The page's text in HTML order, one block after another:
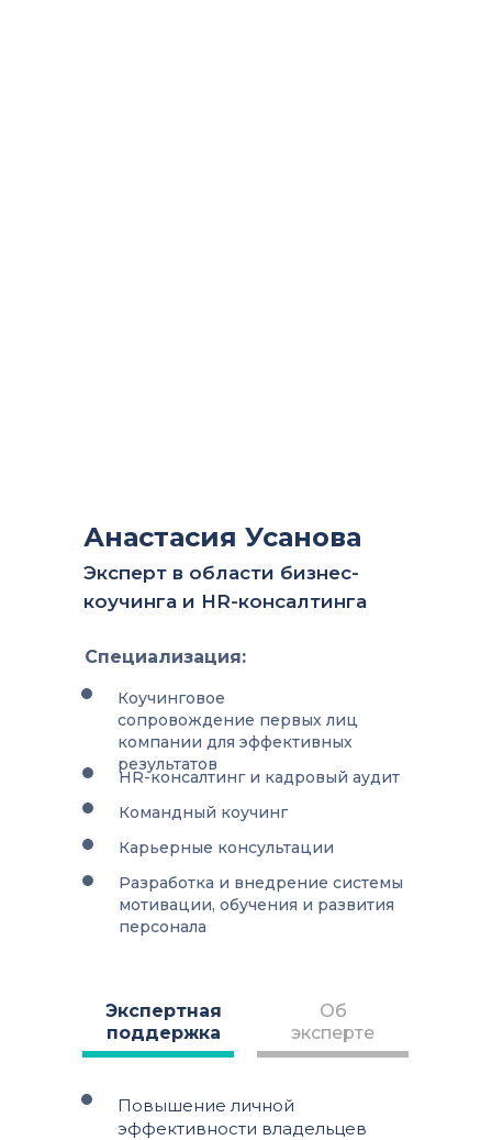
Анастасия Усанова
Эксперт в области бизнес-
коучинга и HR-консалтинга
Специализация:
Коучинговое
сопровождение первых лиц
компании для эффективных
результатов
Командный коучинг
HR-консалтинг и кадровый аудит
Повышение личной
эффективности владельцев
Разработка и внедрение системы
мотивации, обучения и развития
персонала
Карьерные консультации
Экспертная
поддержка
Об
эксперте